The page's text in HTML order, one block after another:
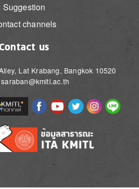
Suggestion
channels
us
Lat Krabang, Bangkok 10520
ImageImageImageImageImage